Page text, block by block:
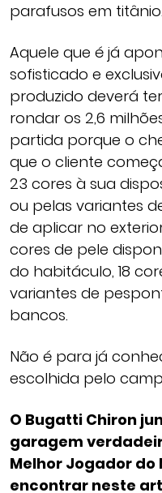
parafusos em titânio.
Aquele que é já
sofisticado e
produzido deverá
rondar os 2,6
partida porque o
que o cliente
23 cores à sua
ou pelas variantes
de aplicar no
cores de pele
do habitáculo, 18
variantes de
bancos.
Não é para já
escolhida pelo
O Bugatti Chiron
garagem
Melhor Jogador do
encontrar neste